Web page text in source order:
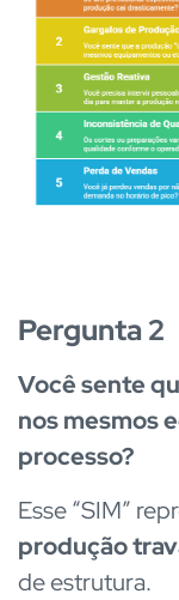
Pergunta 2
Você sente
nos mesmos
processo?
Esse “SIM”
produção
de estrutura.